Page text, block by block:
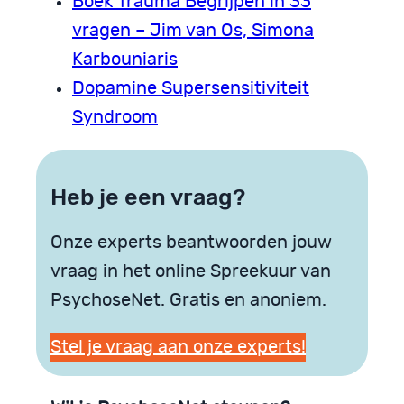
vragen – Jim van Os, Simona
Karbouniaris
Dopamine Supersensitiviteit
Syndroom
Heb je een vraag?
Onze experts beantwoorden jouw
vraag in het online Spreekuur van
PsychoseNet. Gratis en anoniem.
Stel je vraag aan onze experts!